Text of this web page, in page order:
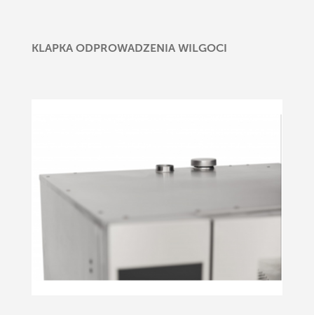
KLAPKA ODPROWADZENIA WILGOCI